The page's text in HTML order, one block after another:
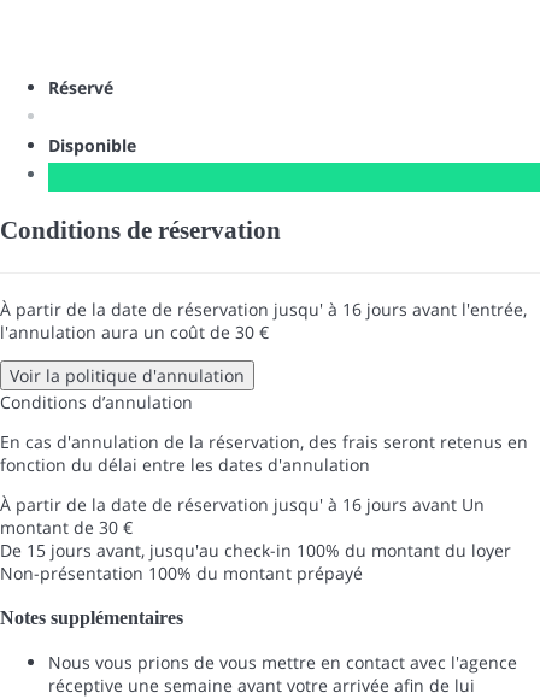
Réservé
Disponible
Conditions de réservation
À partir de la date de réservation jusqu' à 16 jours avant l'entrée,
l'annulation aura un coût de 30 €
Voir la politique d'annulation
Conditions d’annulation
En cas d'annulation de la réservation, des frais seront retenus en
fonction du délai entre les dates d'annulation
À partir de la date de réservation jusqu' à 16 jours avant Un
montant de 30 €
De 15 jours avant, jusqu'au check-in 100% du montant du loyer
Non-présentation 100% du montant prépayé
Notes supplémentaires
Nous vous prions de vous mettre en contact avec l'agence
réceptive une semaine avant votre arrivée afin de lui